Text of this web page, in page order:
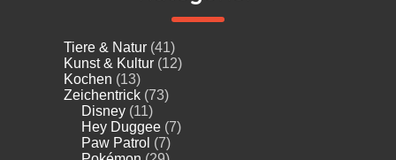
Tiere & Natur (41)
Kunst & Kultur (12)
Kochen (13)
Zeichentrick (73)
Disney (11)
Hey Duggee (7)
Paw Patrol (7)